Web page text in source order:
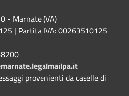
- Marnate (VA)
| Partita IVA: 00263510125
provenienti da caselle di